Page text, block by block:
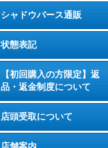
シャドウバース通販
状態表記
【初回購入の方限定】返
品・返金制度について
店頭受取について